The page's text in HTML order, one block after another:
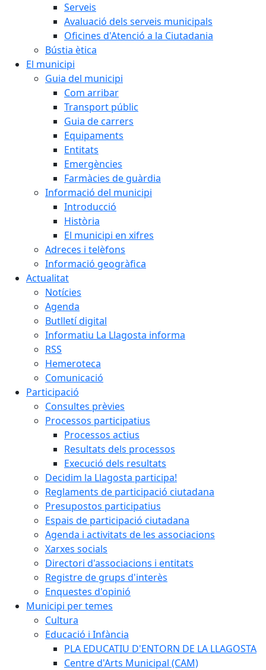
Serveis
Avaluació dels serveis municipals
Oficines d'Atenció a la Ciutadania
Bústia ètica
El municipi
Guia del municipi
Com arribar
Transport públic
Guia de carrers
Equipaments
Entitats
Emergències
Farmàcies de guàrdia
Informació del municipi
Introducció
Història
El municipi en xifres
Adreces i telèfons
Informació geogràfica
Actualitat
Notícies
Agenda
Butlletí digital
Informatiu La Llagosta informa
RSS
Hemeroteca
Comunicació
Participació
Consultes prèvies
Processos participatius
Processos actius
Resultats dels processos
Execució dels resultats
Decidim la Llagosta participa!
Reglaments de participació ciutadana
Presupostos participatius
Espais de participació ciutadana
Agenda i activitats de les associacions
Xarxes socials
Directori d'associacions i entitats
Registre de grups d'interès
Enquestes d'opinió
Municipi per temes
Cultura
Educació i Infància
PLA EDUCATIU D'ENTORN DE LA LLAGOSTA
Centre d'Arts Municipal (CAM)